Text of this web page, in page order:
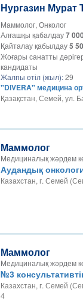
Нургазин Мурат
Маммолог, Онколог
Алғашқы қабалдау7
Қайталау қабылдау5
Жоғары санатты
кандидаты
Жалпы өтіл (жыл):29
"DIVERA" медицина
Қазақстан, Семей, ул.
Маммолог
Медициналық жәрдем
Аудандық
Казахстан, г. Семей
Маммолог
Медициналық жәрдем
№3
Казахстан, г. Семей
4